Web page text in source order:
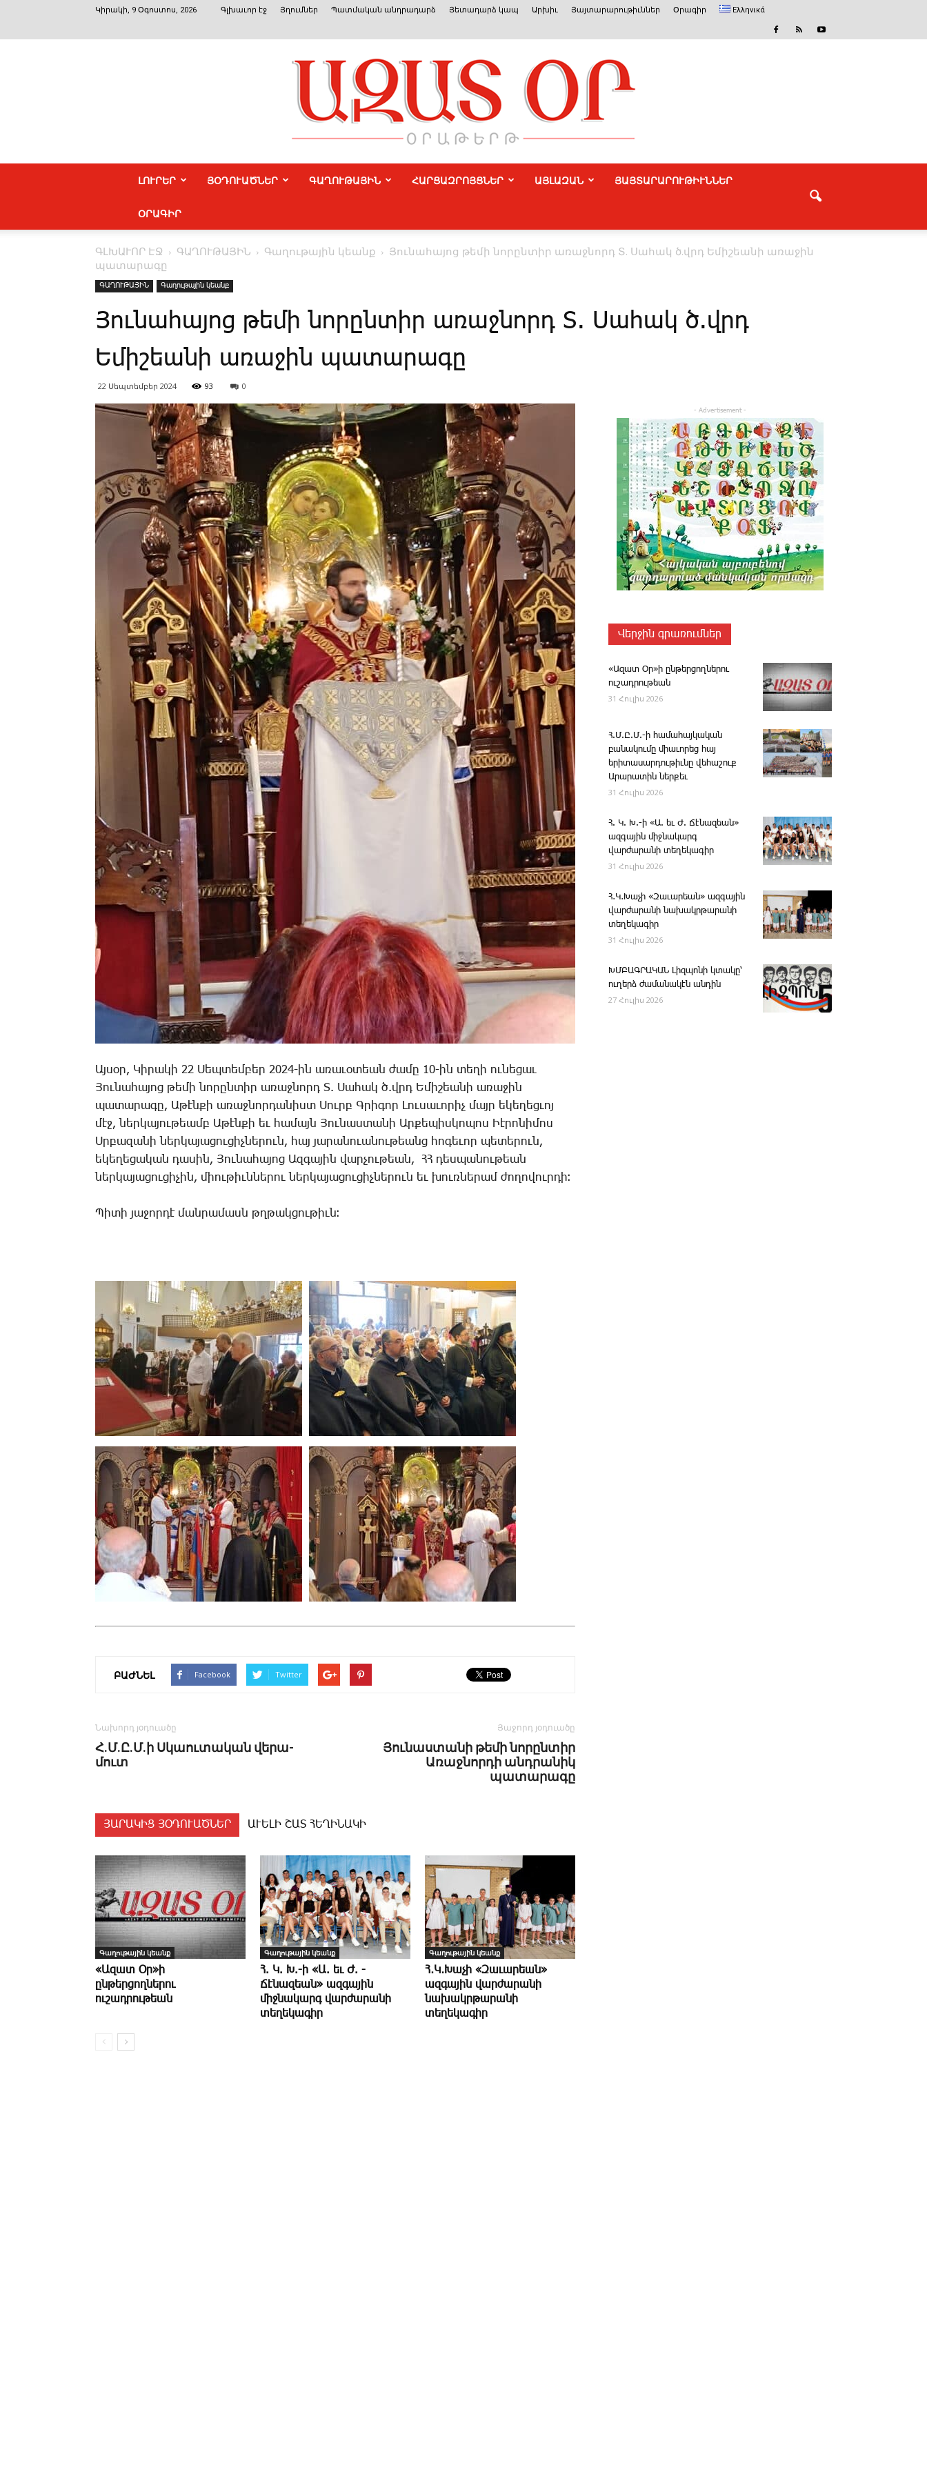
Կիրակի, 9 Օգոստոս, 2026 Գլխաւոր էջ Յղումներ Պատմական անդրադարձ Յետադարձ կապ Արխիւ Յայտարարութիւններ Օրագիր Ελληνικά
ԼՈՒՐԵՐ ՅՕԴՈՒԱԾՆԵՐ ԳԱՂՈՒԹԱՅԻՆ ՀԱՐՑԱԶՐՈՅՑՆԵՐ ԱՅԼԱԶԱՆ ՅԱՅՏԱՐԱՐՈՒԹԻՒՆՆԵՐ
ՕՐԱԳԻՐ
ԳԼԽԱՒՈՐ ԷՋ ԳԱՂՈՒԹԱՅԻՆ Գաղութային կեանք
Յունահայոց թեմի նորընտիր առաջնորդ Տ. Սահակ ծ.վրդ Եմիշեանի առաջին
պատարագը
ԳԱՂՈՒԹԱՅԻՆ Գաղութային կեանք
Յունահայոց թեմի նորընտիր առաջնորդ Տ. Սահակ ծ.վրդ
Եմիշեանի առաջին պատարագը
22 Սեպտեմբեր 2024 93 0
Այսօր, Կիրակի 22 Սեպտեմբեր 2024-ին առաւօտեան ժամը 10-ին տեղի ունեցաւ
Յունահայոց թեմի նորընտիր առաջնորդ Տ. Սահակ ծ.վրդ Եմիշեանի առաջին
պատարագը, Աթէնքի առաջնորդանիստ Սուրբ Գրիգոր Լուսաւորիչ մայր եկեղեցւոյ
մէջ, ներկայութեամբ Աթէնքի եւ համայն Յունաստանի Արքեպիսկոպոս Իէրոնիմոս
Սրբազանի ներկայացուցիչներուն, հայ յարանուանութեանց հոգեւոր պետերուն,
եկեղեցական դասին, Յունահայոց Ազգային վարչութեան, ՀՀ դեսպանութեան
ներկայացուցիչին, միութիւններու ներկայացուցիչներուն եւ խուռներամ ժողովուրդի։
Պիտի յաջորդէ մանրամասն թղթակցութիւն։
ԲԱԺՆԵԼ Facebook Twitter
Նախորդ յօդուածը
­Հ.Մ.Ը.Մ.ի Ս­կաու­տա­կան վե­րա­
մուտ
Յաջորդ յօդուածը
Յունաստանի թեմի նորընտիր
Առաջնորդի անդրանիկ
պատարագը
ՅԱՐԱԿԻՑ ՅՕԴՈՒԱԾՆԵՐ ԱՒԵԼԻ ՇԱՏ ՀԵՂԻՆԱԿԻ
Գաղութային կեանք
«Ազատ Օր»ի
ընթերցողներու
ուշադրութեան
Գաղութային կեանք
Հ. Կ. Խ.-ի «Ա. եւ Ժ. ­
Ճէնազեան» ազգային
միջնակարգ վարժարանի
տեղեկագիր
Գաղութային կեանք
Հ․Կ․Խաչի «Զաւարեան»
ազգային վարժարանի
նախակրթարանի
տեղեկագիր
- Advertisement -
Վերջին գրառումներ
«Ազատ Օր»ի ընթերցողներու
ուշադրութեան
31 Հուլիս 2026
Հ.Մ.Ը.Մ.-ի համահայկական
բանակումը միաւորեց հայ
երիտասարդութիւնը վեհաշուք
Արարատին ներքեւ
31 Հուլիս 2026
Հ. Կ. Խ.-ի «Ա. եւ Ժ. ­Ճէնազեան»
ազգային միջնակարգ
վարժարանի տեղեկագիր
31 Հուլիս 2026
Հ․Կ․Խաչի «Զաւարեան» ազգային
վարժարանի նախակրթարանի
տեղեկագիր
31 Հուլիս 2026
ԽՄԲԱԳՐԱԿԱՆ ­Լիզպոնի կտակը՝
ուղերձ ժամանակէն անդին
27 Հուլիս 2026